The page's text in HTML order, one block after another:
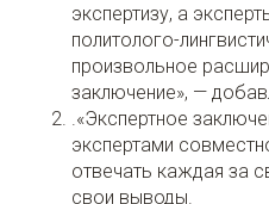
экспертизу, а
политолого-
произвольное
заключение», —
.«Экспертное
экспертами
отвечать каждая за
свои выводы.